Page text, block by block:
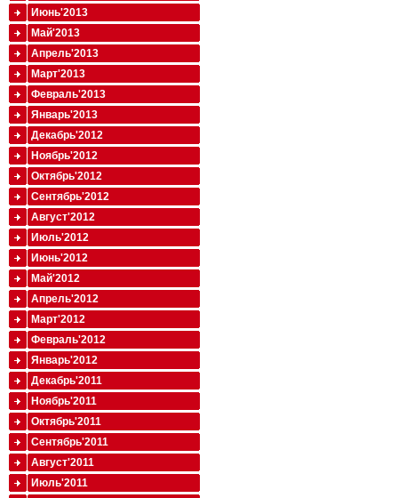
Июнь'2013
Май'2013
Апрель'2013
Март'2013
Февраль'2013
Январь'2013
Декабрь'2012
Ноябрь'2012
Октябрь'2012
Сентябрь'2012
Август'2012
Июль'2012
Июнь'2012
Май'2012
Апрель'2012
Март'2012
Февраль'2012
Январь'2012
Декабрь'2011
Ноябрь'2011
Октябрь'2011
Сентябрь'2011
Август'2011
Июль'2011